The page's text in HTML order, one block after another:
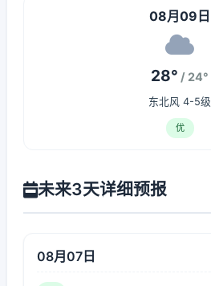
08月09日
28° / 24°
东北风 4-5级
优
未来3天详细预报
08月07日